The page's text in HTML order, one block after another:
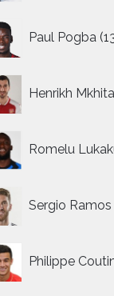
Paul Pogba
Henrikh
Romelu
Sergio Ramos
Philippe